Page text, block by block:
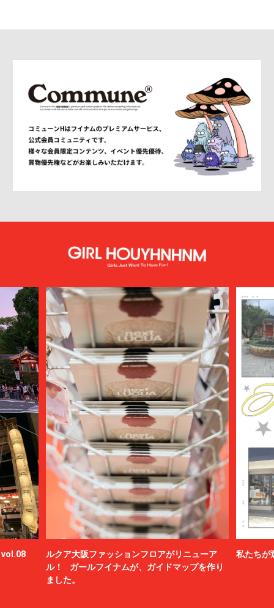
vol.08
ルクア大阪ファッションフロアがリニューア
ル！ ガールフイナムが、ガイドマップを作り
ました。
私たちが